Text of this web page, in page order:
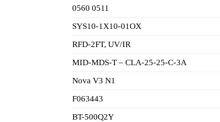
0560 0511
SYS10-1X10-01OX
RFD-2FT, UV/IR
MID-MDS-T – CLA-25-25-C-3A
Nova V3 N1
F063443
BT-500Q2Y